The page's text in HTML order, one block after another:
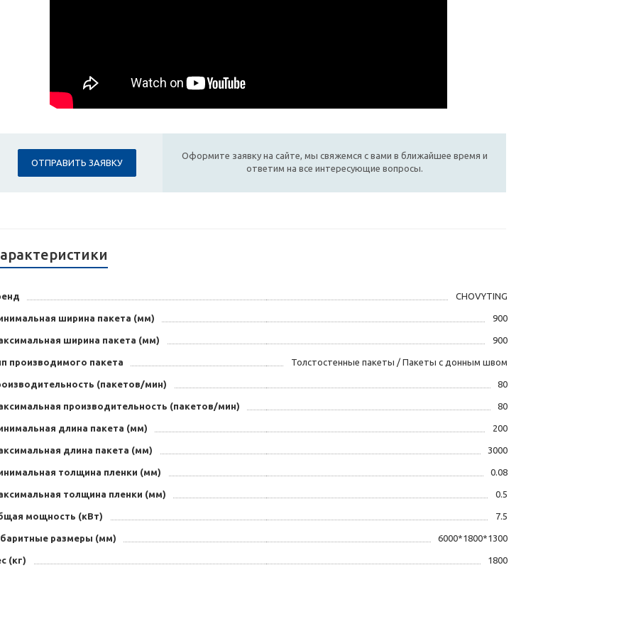
ОТПРАВИТЬ ЗАЯВКУ
Оформите заявку на сайте, мы свяжемся с вами в ближайшее время и
ответим на все интересующие вопросы.
CHOVYTING
ширина пакета (мм) 900
ширина пакета (мм) 900
производимого пакета Толстостенные пакеты / Пакеты с донным швом
(пакетов/мин) 80
производительность (пакетов/мин) 80
длина пакета (мм) 200
длина пакета (мм) 3000
толщина пленки (мм) 0.08
толщина пленки (мм) 0.5
мощность (кВт) 7.5
размеры (мм) 6000*1800*1300
(кг) 1800